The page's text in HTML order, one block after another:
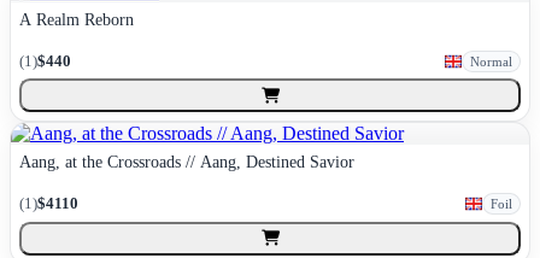
A Realm Reborn
(1)$440 Normal
Aang, at the Crossroads // Aang, Destined Savior
(1)$4110 Foil